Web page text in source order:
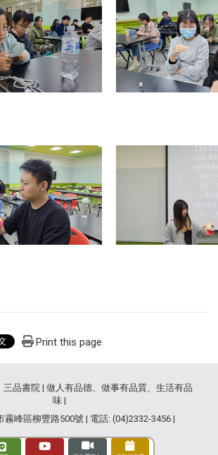
Print this page
品書院 | 做人有品德、做事有品質、生活有品
味 |
峰區柳豐路500號 | 電話: (04)2332-3456 |